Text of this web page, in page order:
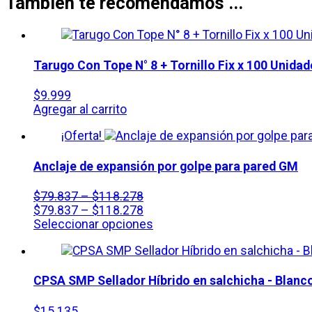
Tarugo Con Tope N° 8 + Tornillo Fix x 100
$9.999
Agregar al carrito
¡Oferta!
Anclaje de expansión por golpe para pared GM
$79.837–$118.278
$79.837 – $118.278
Seleccionar opciones
tiene
variantes.
CPSA SMP Sellador Híbrido en salchicha -